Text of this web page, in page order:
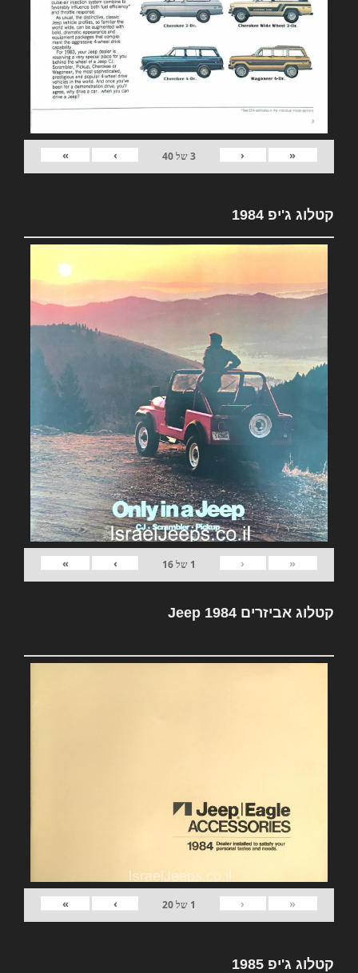
«
‹
3של40
›
»
קטלוג ג'יפ 1984
«
‹
1 של16
›
»
קטלוג אביזרים Jeep 1984
«
‹
1 של20
›
»
קטלוג ג'יפ 1985